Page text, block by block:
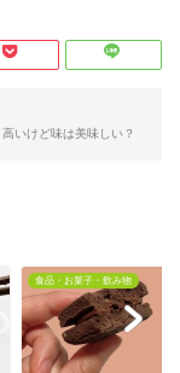
いけど味は美味しい？
食品・お菓子・飲み物